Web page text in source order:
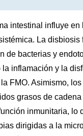
intestinal influye en
La disbiosis
de bacterias y
la inflamación y la
FMO. Asimismo,
grasos de cadena
inmunitaria, lo
dirigidas a la